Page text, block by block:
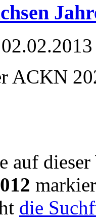
02.02.2013
ACKN
auf
die